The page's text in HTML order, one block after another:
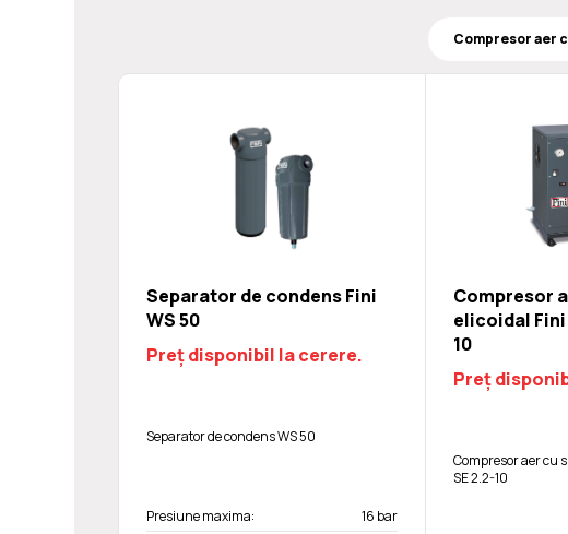
Separator de condens Fini
WS 50
Preț disponibil la cerere.
Separator de condens WS 50
Presiune maxima:
16 bar
Compresor
elicoidal Fini
10
Preț
Compresor aer cu
SE 2.2-10